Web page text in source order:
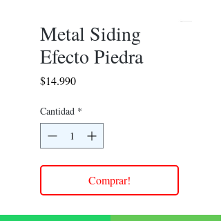
Metal Siding
Efecto Piedra
$14.990Precio
Cantidad *
Comprar!